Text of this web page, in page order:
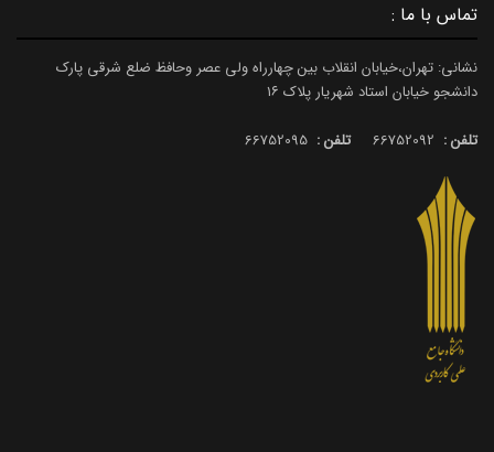
تماس با ما :
نشانی: تهران،خیابان انقلاب بین چهارراه ولی عصر وحافظ ضلع شرقی پارک
دانشجو خیابان استاد شهریار پلاک ۱۶
تلفن : تلفن :